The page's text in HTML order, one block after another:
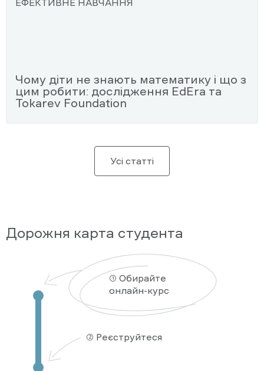
ЕФЕКТИВНЕ НАВЧАННЯ
Чому діти не знають математику і що з
цим робити: дослідження EdEra та
Tokarev Foundation
Усі статті
Дорожня карта студента
① Обирайте
онлайн-курс
② Реєструйтеся